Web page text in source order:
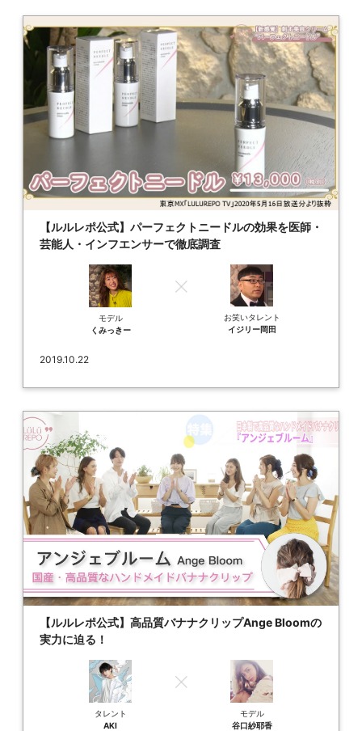
【ルルレポ公式】パーフェクトニードルの効果を医師・
芸能人・インフエンサーで徹底調査
モデル
くみっきー
お笑いタレント
イジリー岡田
2019.10.22
【ルルレポ公式】高品質バナナクリップAnge Bloomの
実力に迫る！
タレント
AKI
モデル
谷口紗耶香